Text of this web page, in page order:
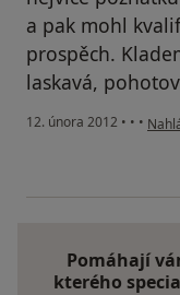
a pak mohl
prospěch.
laskavá,
12. února 2012 • • •
Pomáhají
kterého